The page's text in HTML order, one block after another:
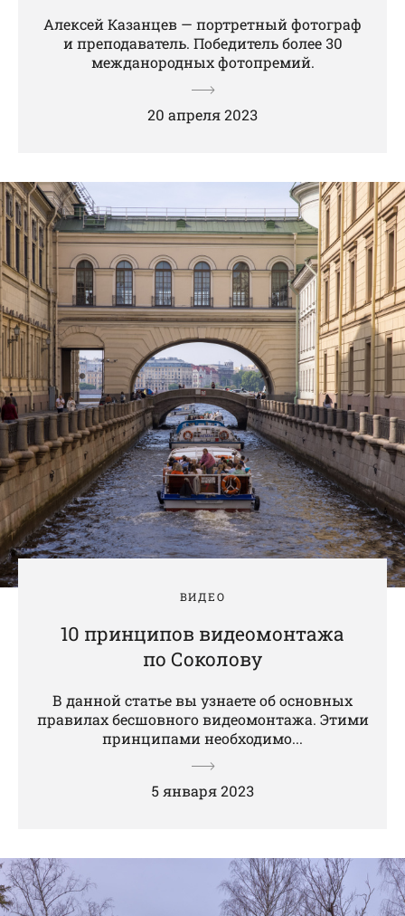
Алексей Казанцев — портретный фотограф
и преподаватель. Победитель более 30
межданородных фотопремий.
20 апреля 2023
ВИДЕО
10 принципов видеомонтажа
по Соколову
В данной статье вы узнаете об основных
правилах бесшовного видеомонтажа. Этими
принципами необходимо...
5 января 2023